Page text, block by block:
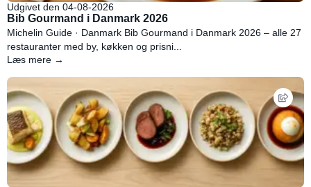
Udgivet den 04-08-2026
Bib Gourmand i Danmark 2026
Michelin Guide · Danmark Bib Gourmand i Danmark 2026 – alle 27
restauranter med by, køkken og prisni...
Læs mere →